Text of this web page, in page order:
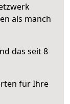
als manch
das seit 8
für Ihre